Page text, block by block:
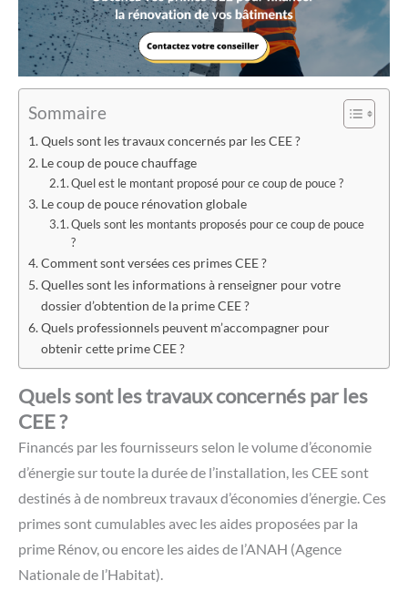
Sommaire
Quels sont les travaux concernés par les CEE ?
Le coup de pouce chauffage
Quel est le montant proposé pour ce coup de pouce ?
Le coup de pouce rénovation globale
Quels sont les montants proposés pour ce coup de pouce
?
Comment sont versées ces primes CEE ?
Quelles sont les informations à renseigner pour votre
dossier d’obtention de la prime CEE ?
Quels professionnels peuvent m’accompagner pour
obtenir cette prime CEE ?
Quels sont les travaux concernés par les
CEE ?
Financés par les fournisseurs selon le volume d’économie
d’énergie sur toute la durée de l’installation, les CEE sont
destinés à de nombreux travaux d’économies d’énergie. Ces
primes sont cumulables avec les aides proposées par la
prime Rénov, ou encore les aides de l’ANAH (Agence
Nationale de l’Habitat).